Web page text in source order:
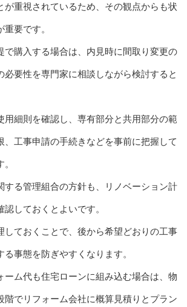
が重視されているため、その観点からも状
要です。
で購入する場合は、内見時に間取り変更の
必要性を専門家に相談しながら検討すると
用細則を確認し、専有部分と共用部分の範
、工事申請の手続きなどを事前に把握して
する管理組合の方針も、リノベーション計
しておくとよいです。
しておくことで、後から希望どおりの工事
事態を防ぎやすくなります。
ーム代も住宅ローンに組み込む場合は、物
階でリフォーム会社に概算見積りとプラン